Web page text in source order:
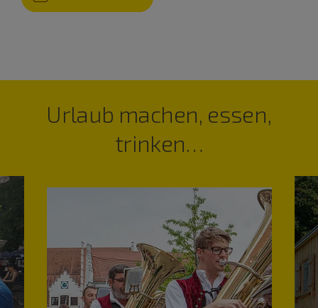
Urlaub machen, essen,
trinken…